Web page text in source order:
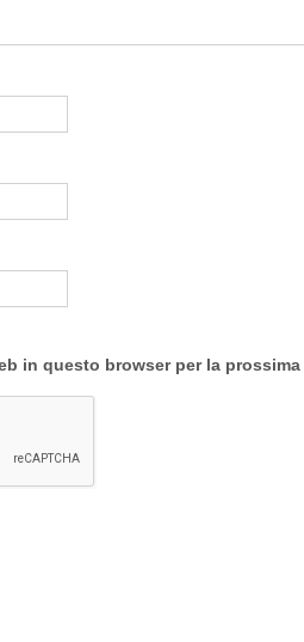
in questo browser per la